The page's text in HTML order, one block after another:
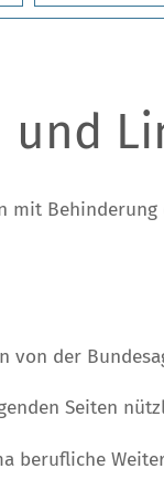
von der
Seiten
berufliche